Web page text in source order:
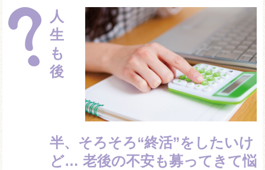
人
生
も
後
半、そろそろ“終活”をしたいけ
ど… 老後の不安も募ってきて悩